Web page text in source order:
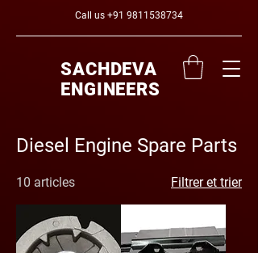
Call us +91 9811538734
SACHDEVA
ENGINEERS
Diesel Engine Spare Parts
10 articles Filtrer et trier